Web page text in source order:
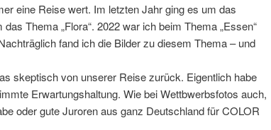
eine Reise wert. Im letzten Jahr ging es um das
Thema „Flora“. 2022 war ich beim Thema „Essen“
fand ich die Bilder zu diesem Thema – und
skeptisch von unserer Reise zurück. Eigentlich habe
Erwartungshaltung. Wie bei Wettbwerbsfotos auch,
oder gute Juroren aus ganz Deutschland für COLOR